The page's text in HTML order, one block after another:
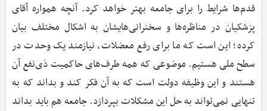
قدم‌ها شرایط را برای جامعه بهتر خواهد کرد. آنچه همواره آقای
پزشکیان در مناظره‌ها و سخنرانی‌هایشان به اشکال مختلف بیان
کرده؛ این است که ما برای رفع معضلات، نیازمند یک وحدت در
سطح ملی هستیم. موضوعی که همه طرف‌های حاکمیت ذی‌نفع آن
هستند و این وظیفه دولت است که به آن فکر کند و بداند که به
تنهایی نمی‌تواند به حل این مشکلات بپردازد. جامعه هم باید بداند